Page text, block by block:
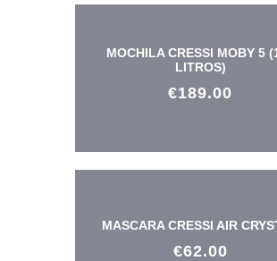
MOCHILA CRESSI MOBY 5
LITROS)
€189.00
MASCARA CRESSI AIR
€62.00